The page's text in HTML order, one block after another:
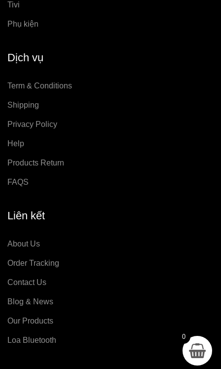
Tivi
Phụ kiện
Dịch vụ
Term & Conditions
Shipping
Privacy Policy
Help
Products Return
FAQS
Liên kết
About Us
Order Tracking
Contact Us
Blog & News
Our Products
Loa Bluetooth 0